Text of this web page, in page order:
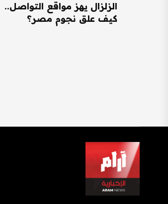
الزلزال يهز مواقع التواصل..
كيف علق نجوم مصر؟